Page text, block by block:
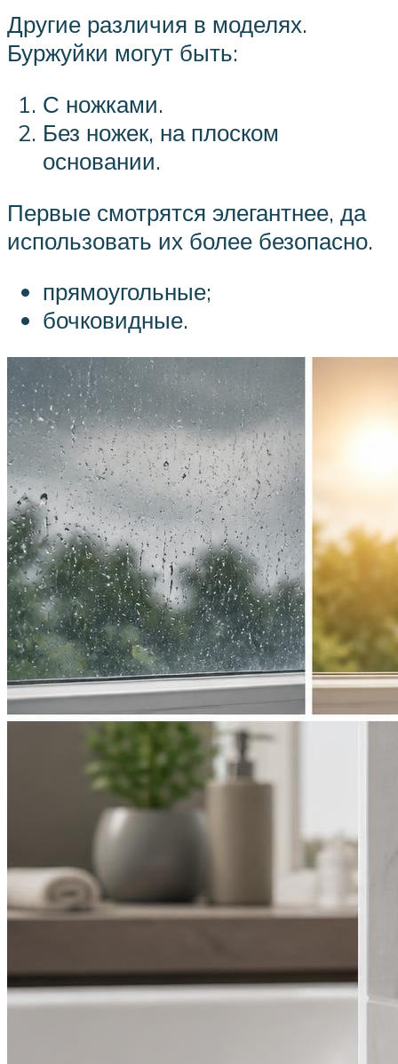
Другие различия в моделях.
Буржуйки могут быть:
С ножками.
Без ножек, на плоском
основании.
Первые смотрятся элегантнее, да
использовать их более безопасно.
прямоугольные;
бочковидные.